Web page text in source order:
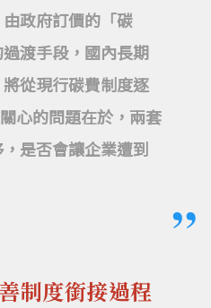
政府訂價的「碳
渡手段，國內長期
將從現行碳費制度逐
心的問題在於，兩套
是否會讓企業遭到
制度銜接過程